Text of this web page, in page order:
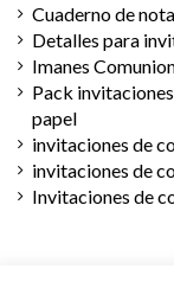
Cuaderno de
Detalles para
Imanes
Pack
papel
invitaciones de
invitaciones de
Invitaciones de